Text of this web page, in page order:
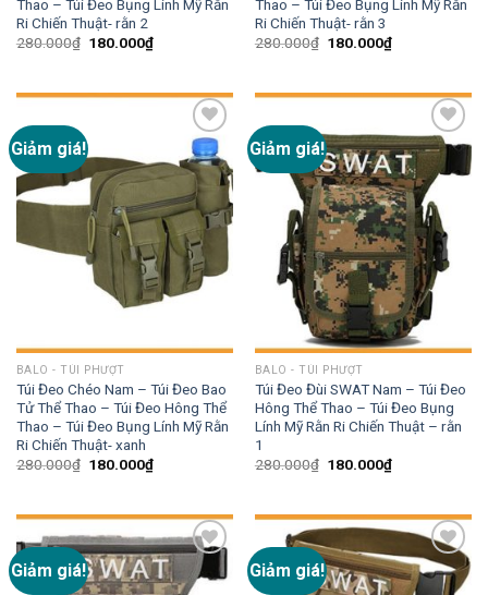
Thao – Túi Đeo Bụng Lính Mỹ Rằn
Ri Chiến Thuật- rằn 2
280.000₫ 180.000₫
Thao – Túi Đeo Bụng Lính Mỹ Rằn
Ri Chiến Thuật- rằn 3
280.000₫ 180.000₫
Giảm giá!
Add to
wishlist
BALO - TÚI PHƯỢT
Túi Đeo Chéo Nam – Túi Đeo Bao
Tử Thể Thao – Túi Đeo Hông Thể
Thao – Túi Đeo Bụng Lính Mỹ Rằn
Ri Chiến Thuật- xanh
280.000₫ 180.000₫
Giảm giá!
Add to
BALO - TÚI PHƯỢT
Túi Đeo Đùi SWAT Nam – Túi Đeo
Hông Thể Thao – Túi Đeo Bụng
Lính Mỹ Rằn Ri Chiến Thuật – rằn
1
280.000₫ 180.000₫
Giảm giá!
Add to
wishlist
Giảm giá!
Add to
wishlist